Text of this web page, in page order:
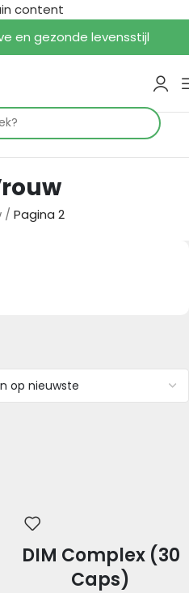
content
en gezonde levensstijl
/ Pagina 2
DIM Complex (30
Caps)